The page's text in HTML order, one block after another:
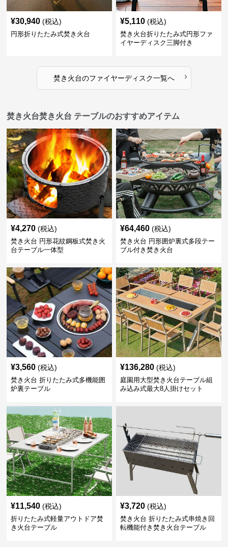
¥30,940 (税込)
円形折りたたみ式焚き火台
¥5,110 (税込)
焚き火台折りたたみ式円形ファ
イヤーディスク三脚付き
焚き火台のファイヤーディスク一覧へ ›
焚き火台焚き火台 テーブルのおすすめアイテム
¥4,270 (税込)
焚き火台 円形花紋鋼板式焚き火
台テーブル一体型
¥64,460 (税込)
焚き火台 円形囲炉裏式多段テー
ブル付き焚き火台
¥3,560 (税込)
焚き火台 折りたたみ式多機能囲
炉裏テーブル
¥136,280 (税込)
庭園用大型焚き火台テーブル組
み込み式最大8人掛けセット
¥11,540 (税込)
折りたたみ式軽量アウトドア焚
き火台テーブル
¥3,720 (税込)
焚き火台 折りたたみ式串焼き回
転機能付き焚き火台テーブル